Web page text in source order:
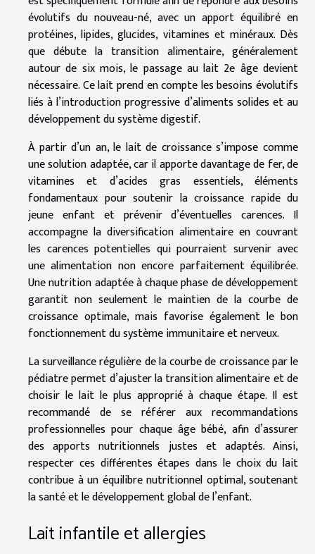
évolutifs du nouveau-né, avec un apport équilibré en
protéines, lipides, glucides, vitamines et minéraux. Dès
que débute la transition alimentaire, généralement
autour de six mois, le passage au lait 2e âge devient
nécessaire. Ce lait prend en compte les besoins évolutifs
liés à l’introduction progressive d’aliments solides et au
développement du système digestif.
À partir d’un an, le lait de croissance s’impose comme
une solution adaptée, car il apporte davantage de fer, de
vitamines et d’acides gras essentiels, éléments
fondamentaux pour soutenir la croissance rapide du
jeune enfant et prévenir d’éventuelles carences. Il
accompagne la diversification alimentaire en couvrant
les carences potentielles qui pourraient survenir avec
une alimentation non encore parfaitement équilibrée.
Une nutrition adaptée à chaque phase de développement
garantit non seulement le maintien de la courbe de
croissance optimale, mais favorise également le bon
fonctionnement du système immunitaire et nerveux.
La surveillance régulière de la courbe de croissance par le
pédiatre permet d’ajuster la transition alimentaire et de
choisir le lait le plus approprié à chaque étape. Il est
recommandé de se référer aux recommandations
professionnelles pour chaque âge bébé, afin d’assurer
des apports nutritionnels justes et adaptés. Ainsi,
respecter ces différentes étapes dans le choix du lait
contribue à un équilibre nutritionnel optimal, soutenant
la santé et le développement global de l’enfant.
Lait infantile et allergies